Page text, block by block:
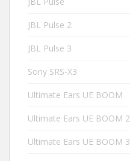
JBL Pulse 2
JBL Pulse 3
Sony SRS-X3
Ultimate Ears UE BOOM
Ultimate Ears UE BOOM 2
Ultimate Ears UE BOOM 3